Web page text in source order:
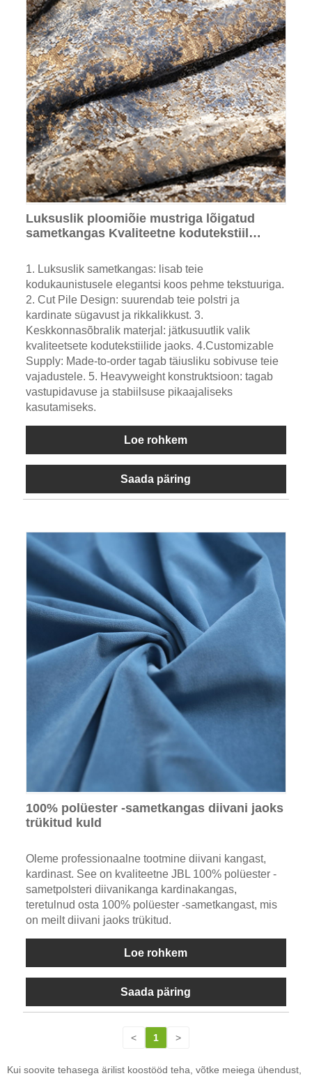
Luksuslik ploomiõie mustriga lõigatud
sametkangas Kvaliteetne kodutekstiil
kaunistamiseks
1. Luksuslik sametkangas: lisab teie
kodukaunistusele elegantsi koos pehme tekstuuriga.
2. Cut Pile Design: suurendab teie polstri ja
kardinate sügavust ja rikkalikkust. 3.
Keskkonnasõbralik materjal: jätkusuutlik valik
kvaliteetsete kodutekstiilide jaoks. 4.Customizable
Supply: Made-to-order tagab täiusliku sobivuse teie
vajadustele. 5. Heavyweight konstruktsioon: tagab
vastupidavuse ja stabiilsuse pikaajaliseks
kasutamiseks.
Loe rohkem
Saada päring
100% polüester -sametkangas diivani jaoks
trükitud kuld
Oleme professionaalne tootmine diivani kangast,
kardinast. See on kvaliteetne JBL 100% polüester -
sametpolsteri diivanikanga kardinakangas,
teretulnud osta 100% polüester -sametkangast, mis
on meilt diivani jaoks trükitud.
Loe rohkem
Saada päring
< 1 >
Kui soovite tehasega ärilist koostööd teha, võtke meiega ühendust,